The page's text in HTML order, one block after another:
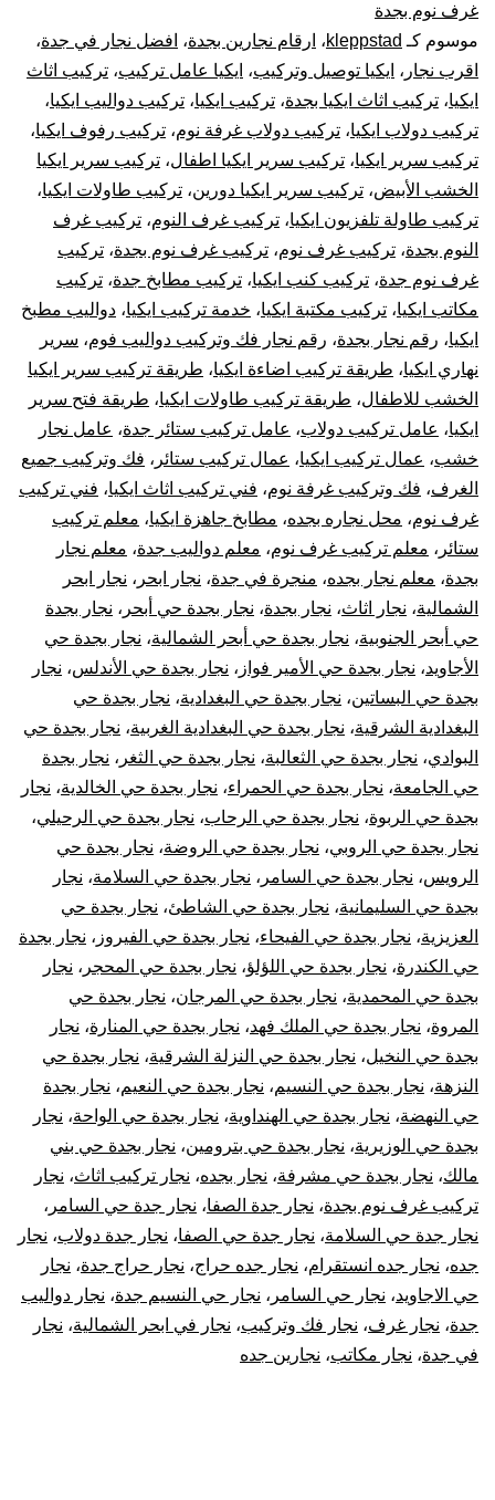
فك
وتركيب
غرف
دولاب
قطع
أثاث
أيكيا
صيانة
وإصلاح
الأبواب
غرف نوم بجدة
موسوم كـ kleppstad، ارقام نجارين بجدة، افضل نجار في جدة،
اقرب نجار ، ايكيا توصيل وتركيب، ايكيا عامل تركيب، تركيب اثاث
ايكيا، تركيب اثاث ايكيا بجدة، تركيب ايكيا، تركيب دواليب ايكيا،
تركيب دولاب ايكيا، تركيب دولاب غرفة نوم، تركيب رفوف ايكيا،
تركيب سرير ايكيا، تركيب سرير ايكيا اطفال، تركيب سرير ايكيا
الخشب الأبيض، تركيب سرير ايكيا دورين، تركيب طاولات ايكيا،
تركيب طاولة تلفزيون ايكيا، تركيب غرف النوم، تركيب غرف
النوم بجدة، تركيب غرف نوم، تركيب غرف نوم بجدة، تركيب
غرف نوم جدة، تركيب كنب ايكيا، تركيب مطابخ جدة، تركيب
مكاتب ايكيا، تركيب مكتبة ايكيا، خدمة تركيب ايكيا، دواليب مطبخ
ايكيا، رقم نجار بجدة، رقم نجار فك وتركيب دواليب فوم، سرير
نهاري ايكيا، طريقة تركيب اضاءة ايكيا، طريقة تركيب سرير ايكيا
الخشب للاطفال، طريقة تركيب طاولات ايكيا، طريقة فتح سرير
ايكيا، عامل تركيب دولاب، عامل تركيب ستائر جدة، عامل نجار
خشب، عمال تركيب ايكيا، عمال تركيب ستائر ، فك وتركيب جميع
الغرف، فك وتركيب غرفة نوم، فني تركيب اثاث ايكيا، فني تركيب
غرف نوم، محل نجاره بجده، مطابخ جاهزة ايكيا، معلم تركيب
ستائر ، معلم تركيب غرف نوم، معلم دواليب جدة، معلم نجار
بجدة، معلم نجار بجده، منجرة في جدة، نجار ابحر ، نجار ابحر
الشمالية، نجار اثاث، نجار بجدة، نجار بجدة حي أبحر ، نجار بجدة
حي أبحر الجنوبية، نجار بجدة حي أبحر الشمالية، نجار بجدة حي
الأجاويد، نجار بجدة حي الأمير فواز ، نجار بجدة حي الأندلس، نجار
بجدة حي البساتين، نجار بجدة حي البغدادية، نجار بجدة حي
البغدادية الشرقية، نجار بجدة حي البغدادية الغربية، نجار بجدة حي
البوادي، نجار بجدة حي الثعالبة، نجار بجدة حي الثغر ، نجار بجدة
حي الجامعة، نجار بجدة حي الحمراء، نجار بجدة حي الخالدية، نجار
بجدة حي الربوة، نجار بجدة حي الرحاب، نجار بجدة حي الرحيلي،
نجار بجدة حي الروبي، نجار بجدة حي الروضة، نجار بجدة حي
الرويس، نجار بجدة حي السامر ، نجار بجدة حي السلامة، نجار
بجدة حي السليمانية، نجار بجدة حي الشاطئ، نجار بجدة حي
العزيزية، نجار بجدة حي الفيحاء، نجار بجدة حي الفيروز ، نجار بجدة
حي الكندرة، نجار بجدة حي اللؤلؤ، نجار بجدة حي المحجر ، نجار
بجدة حي المحمدية، نجار بجدة حي المرجان، نجار بجدة حي
المروة، نجار بجدة حي الملك فهد، نجار بجدة حي المنارة، نجار
بجدة حي النخيل، نجار بجدة حي النزلة الشرقية، نجار بجدة حي
النزهة، نجار بجدة حي النسيم، نجار بجدة حي النعيم، نجار بجدة
حي النهضة، نجار بجدة حي الهنداوية، نجار بجدة حي الواحة، نجار
بجدة حي الوزيرية، نجار بجدة حي بترومين، نجار بجدة حي بني
مالك، نجار بجدة حي مشرفة، نجار بجده، نجار تركيب اثاث، نجار
تركيب غرف نوم بجدة، نجار جدة الصفا، نجار جدة حي السامر ،
نجار جدة حي السلامة، نجار جدة حي الصفا، نجار جدة دولاب، نجار
جده، نجار جده انستقرام، نجار جده حراج، نجار حراج جدة، نجار
حي الاجاويد، نجار حي السامر ، نجار حي النسيم جدة، نجار دواليب
جدة، نجار غرف، نجار فك وتركيب، نجار في ابحر الشمالية، نجار
في جدة، نجار مكاتب، نجارين جده